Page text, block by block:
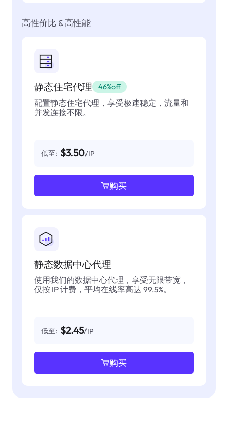
高性价比 & 高性能
静态住宅代理 46%off
配置静态住宅代理，享受极速稳定，流量和
并发连接不限。
低至: $3.50/IP
购买
静态数据中心代理
使用我们的数据中心代理，享受无限带宽，
仅按 IP 计费，平均在线率高达 99.5%。
低至: $2.45/IP
购买